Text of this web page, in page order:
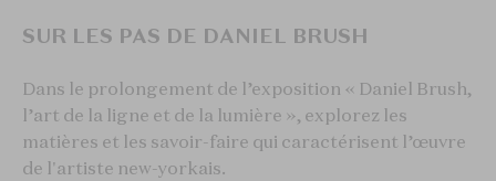
SUR LES PAS DE DANIEL BRUSH
Dans le prolongement de l’exposition « Daniel Brush,
l’art de la ligne et de la lumière », explorez les
matières et les savoir-faire qui caractérisent l’œuvre
de l'artiste new-yorkais.